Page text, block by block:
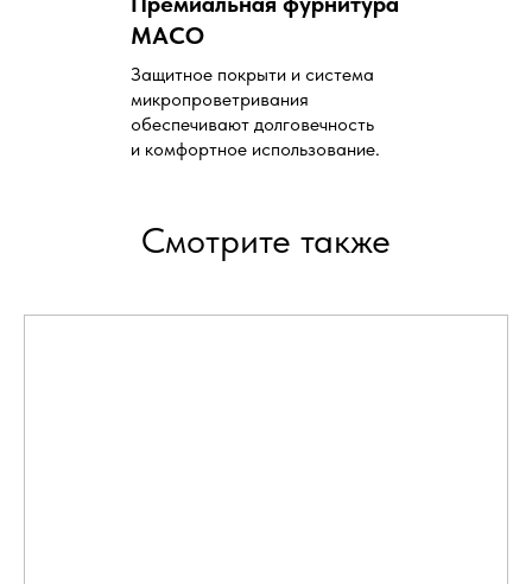
MACO
Защитное покрыти и система
микропроветривания
обеспечивают долговечность
и комфортное использование.
Смотрите также